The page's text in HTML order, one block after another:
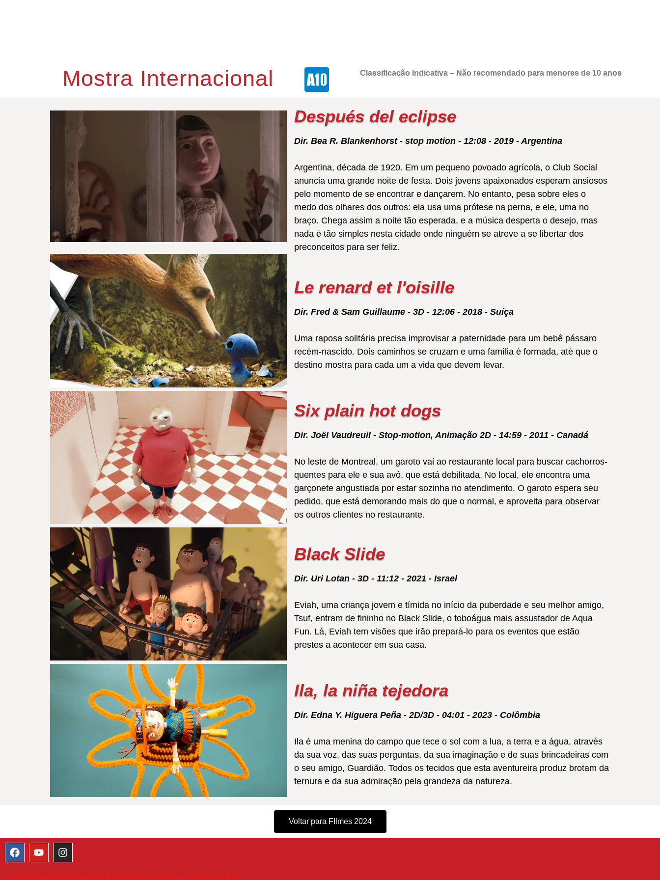
Mostra Internacional Classificação Indicativa – Não recomendado para menores de 10 anos
Después del eclipse
Dir. Bea R. Blankenhorst - stop motion - 12:08 - 2019 - Argentina
Argentina, década de 1920. Em um pequeno povoado agrícola, o Club Social
anuncia uma grande noite de festa. Dois jovens apaixonados esperam ansiosos
pelo momento de se encontrar e dançarem. No entanto, pesa sobre eles o
medo dos olhares dos outros: ela usa uma prótese na perna, e ele, uma no
braço. Chega assim a noite tão esperada, e a música desperta o desejo, mas
nada é tão simples nesta cidade onde ninguém se atreve a se libertar dos
preconceitos para ser feliz.
Le renard et l'oisille
Dir. Fred & Sam Guillaume - 3D - 12:06 - 2018 - Suíça
Uma raposa solitária precisa improvisar a paternidade para um bebê pássaro
recém-nascido. Dois caminhos se cruzam e uma família é formada, até que o
destino mostra para cada um a vida que devem levar.
Six plain hot dogs
Dir. Joël Vaudreuil - Stop-motion, Animação 2D - 14:59 - 2011 - Canadá
No leste de Montreal, um garoto vai ao restaurante local para buscar cachorros-
quentes para ele e sua avó, que está debilitada. No local, ele encontra uma
garçonete angustiada por estar sozinha no atendimento. O garoto espera seu
pedido, que está demorando mais do que o normal, e aproveita para observar
os outros clientes no restaurante.
Black Slide
Dir. Uri Lotan - 3D - 11:12 - 2021 - Israel
Eviah, uma criança jovem e tímida no início da puberdade e seu melhor amigo,
Tsuf, entram de fininho no Black Slide, o toboágua mais assustador de Aqua
Fun. Lá, Eviah tem visões que irão prepará-lo para os eventos que estão
prestes a acontecer em sua casa.
Ila, la niña tejedora
Dir. Edna Y. Higuera Peña - 2D/3D - 04:01 - 2023 - Colômbia
Ila é uma menina do campo que tece o sol com a lua, a terra e a água, através
da sua voz, das suas perguntas, da sua imaginação e de suas brincadeiras com
o seu amigo, Guardião. Todos os tecidos que esta aventureira produz brotam da
ternura e da sua admiração pela grandeza da natureza.
Voltar para FIlmes 2024